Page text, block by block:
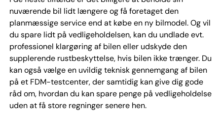
nuværende bil lidt længere og få foretaget den
planmæssige service end at købe en ny bilmodel. Og vil
du spare lidt på vedligeholdelsen, kan du undlade evt.
professionel klargøring af bilen eller udskyde den
supplerende rustbeskyttelse, hvis bilen ikke trænger. Du
kan også vælge en uvildig teknisk gennemgang af bilen
på et FDM-testcenter, der samtidig kan give dig gode
råd om, hvordan du kan spare penge på vedligeholdelse
uden at få store regninger senere hen.